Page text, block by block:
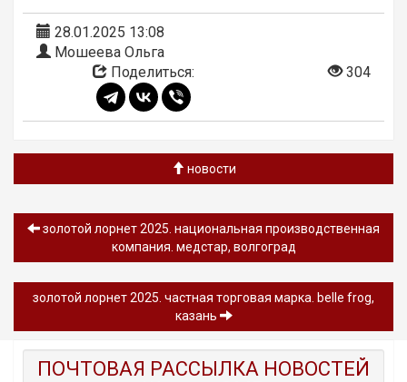
28.01.2025 13:08
Мошеева Ольга
Поделиться:
304
новости
золотой лорнет 2025. национальная производственная
компания. медстар, волгоград
золотой лорнет 2025. частная торговая марка. belle frog,
казань
ПОЧТОВАЯ РАССЫЛКА НОВОСТЕЙ